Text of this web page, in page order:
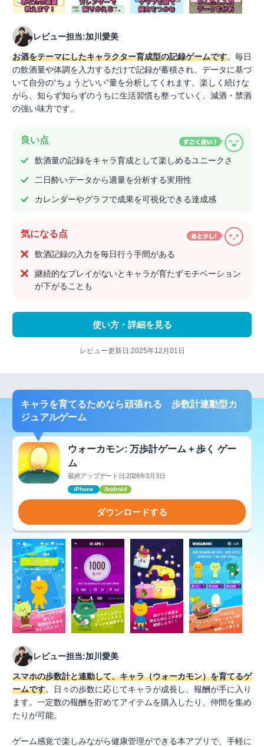
レビュー担当:加川愛美
お酒をテーマにしたキャラクター育成型の記録ゲームです。毎日
の飲酒量や体調を入力するだけで記録が蓄積され、データに基づ
いて自分の“ちょうどいい”量を分析してくれます。楽しく続けな
がら、知らず知らずのうちに生活習慣も整っていく、減酒・禁酒
の強い味方です。
良い点
飲酒量の記録をキャラ育成として楽しめるユニークさ
二日酔いデータから適量を分析する実用性
カレンダーやグラフで成果を可視化できる達成感
気になる点
飲酒記録の入力を毎日行う手間がある
継続的なプレイがないとキャラが育たずモチベーション
が下がることも
使い方・詳細を見る
レビュー更新日:2025年12月01日
キャラを育てるためなら頑張れる 歩数計連動型カ
ジュアルゲーム
ウォーカモン: 万歩計ゲーム + 歩く ゲー
ム
最終アップデート日:2026年3月3日
iPhone Android
ダウンロードする
レビュー担当:加川愛美
スマホの歩数計と連動して、キャラ（ウォーカモン）を育てるゲ
ームです。日々の歩数に応じてキャラが成長し、報酬が手に入り
ます。一定数の報酬を貯めてアイテムを購入したり、仲間を集め
たりが可能。
ゲーム感覚で楽しみながら健康管理ができる本アプリで、手軽に